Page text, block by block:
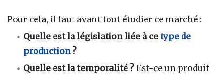
Pour cela, il faut avant tout étudier ce marché :
Quelle est la législation liée à cetype de
production ?
Quelle est la temporalité ?Est-ce un produit